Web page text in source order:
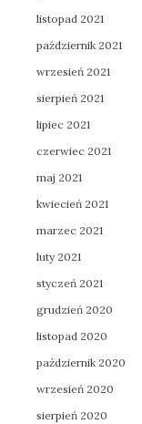
listopad 2021
październik 2021
wrzesień 2021
sierpień 2021
lipiec 2021
czerwiec 2021
maj 2021
kwiecień 2021
marzec 2021
luty 2021
styczeń 2021
grudzień 2020
listopad 2020
październik 2020
wrzesień 2020
sierpień 2020